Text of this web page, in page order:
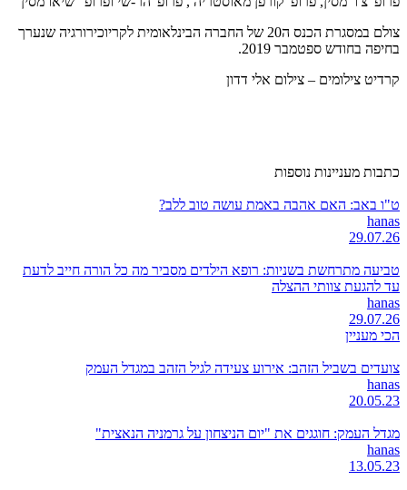
צולם במסגרת הכנס ה20 של החברה הבינלאומית לקריוכירורגיה שנערך
בחיפה בחודש ספטמבר 2019.
קרדיט צילומים – צילום אלי דדון
כתבות מעניינות נוספות
ט"ו באב: האם אהבה באמת עושה טוב ללב?
hanas
29.07.26
טביעה מתרחשת בשניות: רופא הילדים מסביר מה כל הורה חייב לדעת
עד להגעת צוותי ההצלה
hanas
29.07.26
הכי מעניין
צועדים בשביל הזהב: אירוע צעידה לגיל הזהב במגדל העמק
hanas
20.05.23
מגדל העמק: חוגגים את "יום הניצחון על גרמניה הנאצית"
hanas
13.05.23